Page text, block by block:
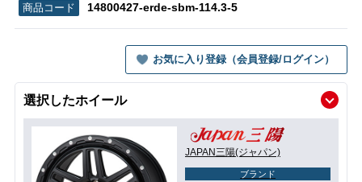
14800427-erde-sbm-114.3-5
お気に入り登録（会員登録/ログイン）
選択したホイール
JAPAN三陽(ジャパン)
ブランド